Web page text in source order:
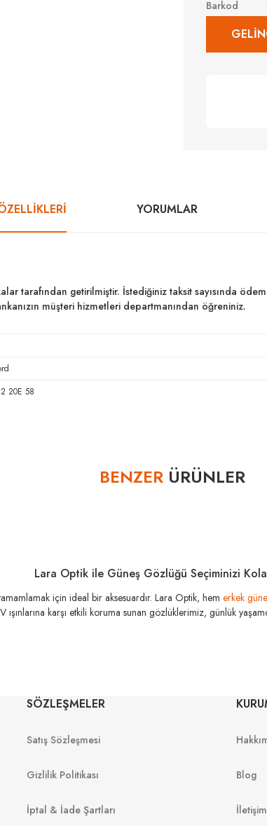
Barkod
YORUMLAR
tarafından getirilmiştir. İstediğiniz taksit sayısında
müşteri hizmetleri departmanından öğreniniz.
20E 58
BENZER ÜRÜNLER
Lara Optik ile Güneş Gözlüğü Seçiminizi
için ideal bir aksesuardır. Lara Optik, hem erkek
ışınlarına karşı etkili koruma sunan gözlüklerimiz, günlük
SÖZLEŞMELER
Satış Sözleşmesi
Gizlilik Politikası
İptal & İade Şartları
Blog
İletişim